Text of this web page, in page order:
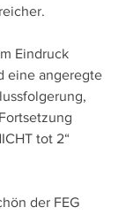
Eindruck
eine angeregte
tot 2“
der FEG